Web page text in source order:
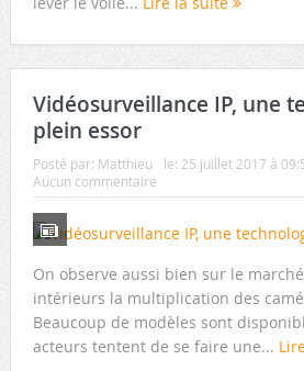
Vidéosurveillance IP, une
plein essor
Posté par: Matthieu le: 25 juillet 2017 à
Aucun commentaire
On observe aussi bien sur le
intérieurs la multiplication des
Beaucoup de modèles sont
acteurs tentent de se faire une...